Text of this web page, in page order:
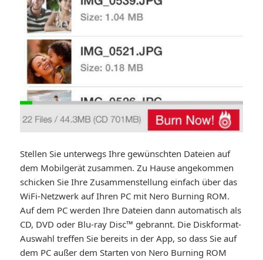
Stellen Sie unterwegs Ihre gewünschten Dateien auf
dem Mobilgerät zusammen. Zu Hause angekommen
schicken Sie Ihre Zusammenstellung einfach über das
WiFi-Netzwerk auf Ihren PC mit Nero Burning ROM.
Auf dem PC werden Ihre Dateien dann automatisch als
CD, DVD oder Blu-ray Disc™ gebrannt. Die Diskformat-
Auswahl treffen Sie bereits in der App, so dass Sie auf
dem PC außer dem Starten von Nero Burning ROM